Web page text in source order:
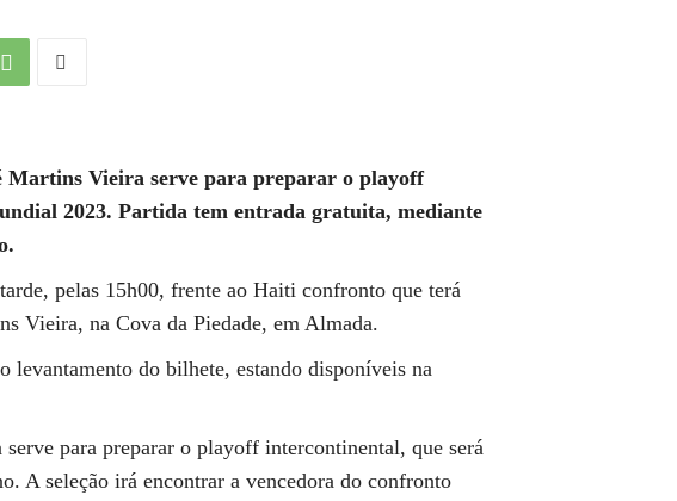
Martins Vieira serve para preparar o playoff
2023. Partida tem entrada gratuita, mediante
pelas 15h00, frente ao Haiti confronto que terá
Vieira, na Cova da Piedade, em Almada.
levantamento do bilhete, estando disponíveis na
para preparar o playoff intercontinental, que será
A seleção irá encontrar a vencedora do confronto